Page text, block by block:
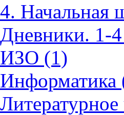
4. Начальная
Дневники. 1-
ИЗО (1)
Информатика